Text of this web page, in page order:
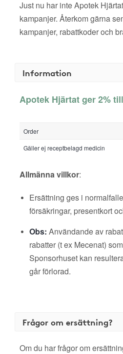
Just nu har inte Apotek
kampanjer. Återkom gärna
kampanjer, rabattkoder och
Information
Apotek Hjärtat ger 2%
Order
Gäller ej receptbelagd medicin
Allmänna villkor:
Ersättning ges i
försäkringar, presentkort
Obs: Användande av
rabatter (t ex Mecenat)
Sponsorhuset kan
går förlorad.
Frågor om ersättning?
Om du har frågor om